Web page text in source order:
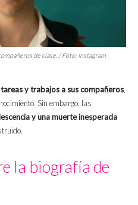
de clase. / Foto: Instagram
y trabajos a sus compañeros,
Sin embargo, las
y una muerte inesperada
la biografía de